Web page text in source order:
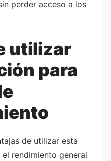
perder acceso a los
utilizar
para
de utilizar esta
rendimiento general